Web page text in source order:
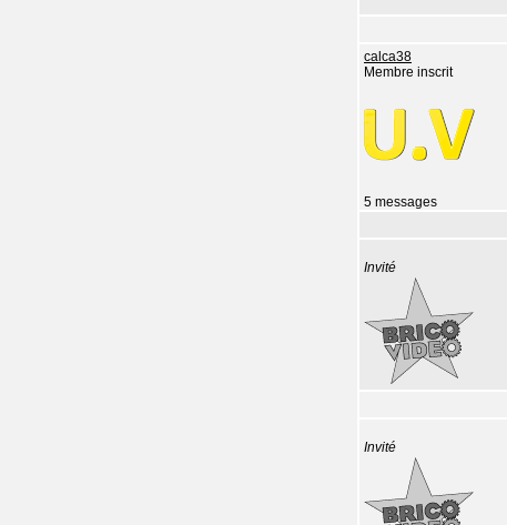
calca38
Membre inscrit
5 messages
Invité
Invité